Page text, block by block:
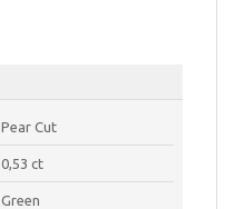
Pear Cut
0,53 ct
Green